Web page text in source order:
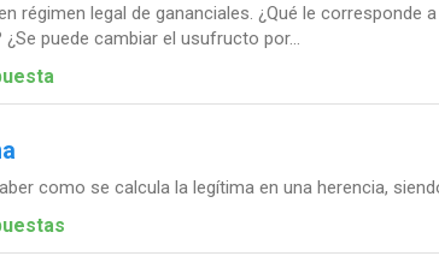
régimen legal de gananciales. ¿Qué le corresponde
¿Se puede cambiar el usufructo por...
como se calcula la legítima en una herencia,